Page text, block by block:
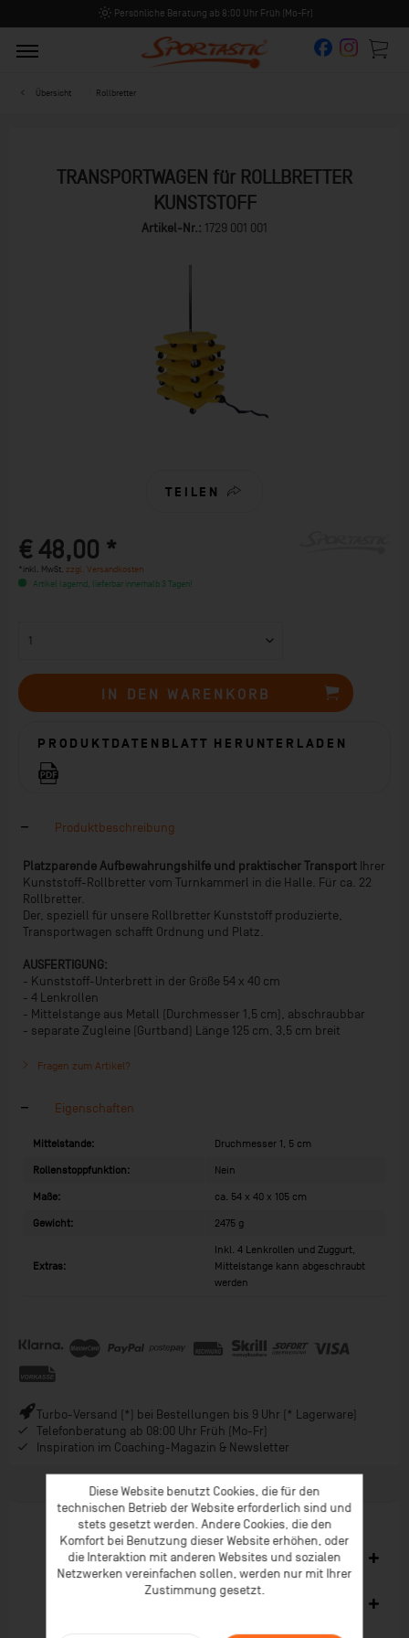
Persönliche Beratung ab 8:00 Uhr Früh (Mo-Fr)
Übersicht Rollbretter
TRANSPORTWAGEN für ROLLBRETTER
KUNSTSTOFF
Artikel-Nr.: 1729 001 001
TEILEN
€ 48,00 *
*inkl. MwSt. zzgl. Versandkosten
Artikel lagernd, lieferbar innerhalb 3 Tagen!
IN DEN WARENKORB
PRODUKTDATENBLATT HERUNTERLADEN
Produktbeschreibung
Platzparende Aufbewahrungshilfe und praktischer Transport Ihrer
Kunststoff-Rollbretter vom Turnkammerl in die Halle. Für ca. 22
Rollbretter.
Der, speziell für unsere Rollbretter Kunststoff produzierte,
Transportwagen schafft Ordnung und Platz.
AUSFERTIGUNG:
- Kunststoff-Unterbrett in der Größe 54 x 40 cm
- 4 Lenkrollen
- Mittelstange aus Metall (Durchmesser 1,5 cm), abschraubbar
- separate Zugleine (Gurtband) Länge 125 cm, 3,5 cm breit
Fragen zum Artikel?
Eigenschaften
Mittelstande: Druchmesser 1, 5 cm
Rollenstoppfunktion: Nein
Maße: ca. 54 x 40 x 105 cm
Gewicht: 2475 g
Extras:
Inkl. 4 Lenkrollen und Zuggurt,
Mittelstange kann abgeschraubt
werden
Turbo-Versand (*) bei Bestellungen bis 9 Uhr (* Lagerware)
Telefonberatung ab 08:00 Uhr Früh (Mo-Fr)
Inspiration im Coaching-Magazin & Newsletter
Ähnliche Artikel
Diese Website benutzt Cookies, die für den
technischen Betrieb der Website erforderlich sind und
stets gesetzt werden. Andere Cookies, die den
Komfort bei Benutzung dieser Website erhöhen, oder
die Interaktion mit anderen Websites und sozialen
Netzwerken vereinfachen sollen, werden nur mit Ihrer
Zustimmung gesetzt.